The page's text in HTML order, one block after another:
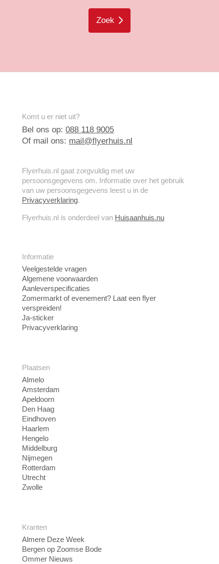
Zoek
Komt u er niet uit?
Bel ons op: 088 118 9005
Of mail ons: mail@flyerhuis.nl
Flyerhuis.nl gaat zorgvuldig met uw
persoonsgegevens om. Informatie over het gebruik
van uw persoonsgegevens leest u in de
Privacyverklaring.
Flyerhuis.nl is onderdeel van Huisaanhuis.nu
Informatie
Veelgestelde vragen
Algemene voorwaarden
Aanleverspecificaties
Zomermarkt of evenement? Laat een flyer
verspreiden!
Ja-sticker
Privacyverklaring
Plaatsen
Almelo
Amsterdam
Apeldoorn
Den Haag
Eindhoven
Haarlem
Hengelo
Middelburg
Nijmegen
Rotterdam
Utrecht
Zwolle
Kranten
Almere Deze Week
Bergen op Zoomse Bode
Ommer Nieuws